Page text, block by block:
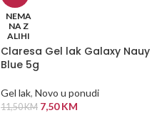
NEMA
NA Z
ALIHI
Claresa Gel lak Galaxy Nauy
Blue 5g
Gel lak, Novo u ponudi
11,50KM 7,50KM